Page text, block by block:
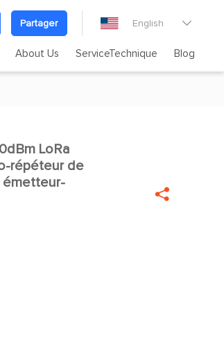
Partager English 
About Us ServiceTechnique Blog

LoRa
répéteur de
émetteur-
